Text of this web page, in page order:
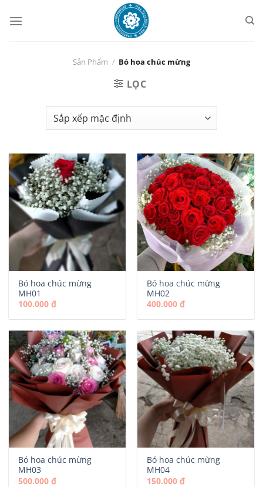
đến
Sản Phẩm / Bó hoa chúc mừng
LỌC
Bó hoa chúc mừng
MH01
100.000₫
Bó hoa chúc mừng
MH02
400.000₫
Bó hoa chúc mừng
MH03
500.000₫
Bó hoa chúc mừng
MH04
150.000₫